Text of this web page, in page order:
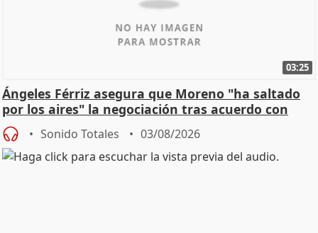
03:25
Ángeles Férriz asegura que Moreno "ha saltado
por los aires" la negociación tras acuerdo con
SMA
Sonido Totales 03/08/2026